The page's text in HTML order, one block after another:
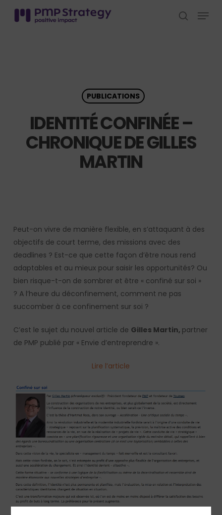
search
Menu
PUBLICATIONS
IDENTITÉ CONFINÉE –
CHRONIQUE DE GILLES
MARTIN
Peut-on vivre de manière flexible, en s’attaquant à des
objectifs de court terme, des missions avec des
deadlines ? Est-ce que cette façon d’être nous rend
adaptables et au mieux pour saisir les opportunités? Ou
bien risque-t-on de sombrer et être « confiné sur soi »
? A l’heure du déconfinement, comment ne pas
succomber à ce confinement sur soi ?
C’est le sujet du nouvel article de Gilles Martin, partner
de PMP publié par « Envie d’entreprendre ».
Lire l’article